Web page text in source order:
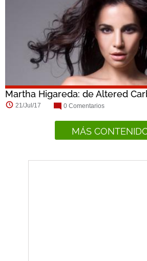
Martha Higareda: de Altered
21/Jul/17 0 Comentarios
MÁS